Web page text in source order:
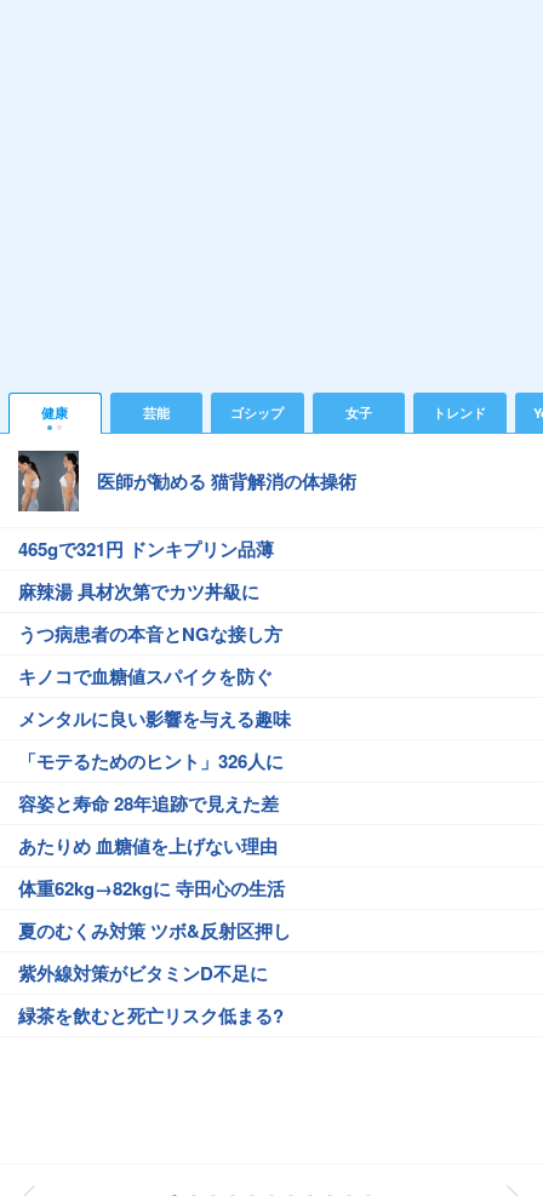
健康 芸能 ゴシップ 女子 トレンド
医師が勧める 猫背解消の体操術
465gで321円 ドンキプリン品薄
麻辣湯 具材次第でカツ丼級に
うつ病患者の本音とNGな接し方
キノコで血糖値スパイクを防ぐ
メンタルに良い影響を与える趣味
「モテるためのヒント」326人に
容姿と寿命 28年追跡で見えた差
あたりめ 血糖値を上げない理由
体重62kg→82kgに 寺田心の生活
夏のむくみ対策 ツボ&反射区押し
紫外線対策がビタミンD不足に
緑茶を飲むと死亡リスク低まる?